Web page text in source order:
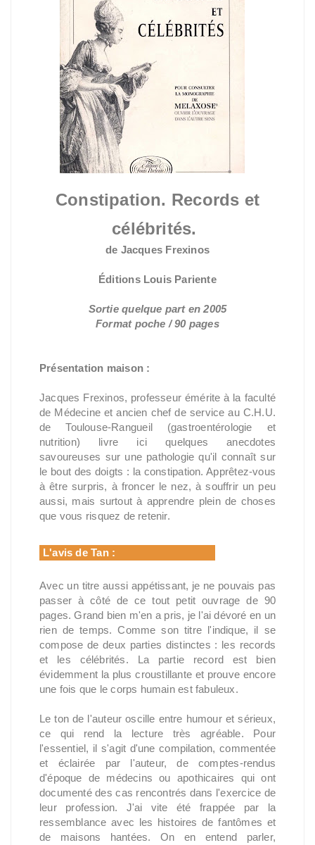
Constipation. Records et
célébrités.
de Jacques Frexinos
Éditions Louis Pariente
Sortie quelque part en 2005
Format poche / 90 pages
Présentation maison :
Jacques Frexinos, professeur émérite à la faculté
de Médecine et ancien chef de service au C.H.U.
de Toulouse-Rangueil (gastroentérologie et
nutrition) livre ici quelques anecdotes
savoureuses sur une pathologie qu'il connaît sur
le bout des doigts : la constipation. Apprêtez-vous
à être surpris, à froncer le nez, à souffrir un peu
aussi, mais surtout à apprendre plein de choses
que vous risquez de retenir.
L'avis de Tan :
Avec un titre aussi appétissant, je ne pouvais pas
passer à côté de ce tout petit ouvrage de 90
pages. Grand bien m'en a pris, je l'ai dévoré en un
rien de temps. Comme son titre l'indique, il se
compose de deux parties distinctes : les records
et les célébrités. La partie record est bien
évidemment la plus croustillante et prouve encore
une fois que le corps humain est fabuleux.
Le ton de l'auteur oscille entre humour et sérieux,
ce qui rend la lecture très agréable. Pour
l'essentiel, il s'agit d'une compilation, commentée
et éclairée par l'auteur, de comptes-rendus
d'époque de médecins ou apothicaires qui ont
documenté des cas rencontrés dans l'exercice de
leur profession. J'ai vite été frappée par la
ressemblance avec les histoires de fantômes et
de maisons hantées. On en entend parler,